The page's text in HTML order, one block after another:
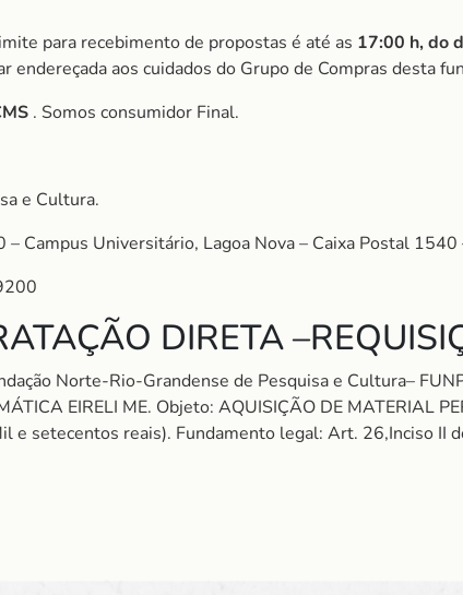
para recebimento de propostas é até as 17:00 h, do
endereçada aos cuidados do Grupo de Compras desta
. Somos consumidor Final.
e Cultura.
Campus Universitário, Lagoa Nova – Caixa Postal 1540
DIRETA
Norte-Rio-Grandense de Pesquisa e Cultura–
EIRELI ME. Objeto: AQUISIÇÃO DE MATERIAL
e setecentos reais). Fundamento legal: Art. 26,Inciso II